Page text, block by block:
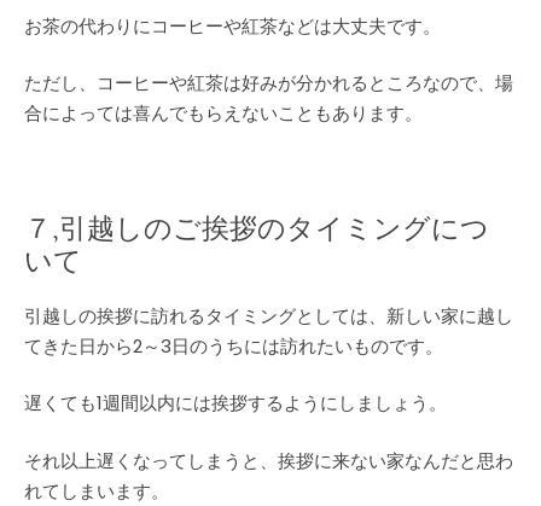
お茶の代わりにコーヒーや紅茶などは大丈夫です。
ただし、コーヒーや紅茶は好みが分かれるところなので、場
合によっては喜んでもらえないこともあります。
７,引越しのご挨拶のタイミングにつ
いて
引越しの挨拶に訪れるタイミングとしては、新しい家に越し
てきた日から2～3日のうちには訪れたいものです。
遅くても1週間以内には挨拶するようにしましょう。
それ以上遅くなってしまうと、挨拶に来ない家なんだと思わ
れてしまいます。